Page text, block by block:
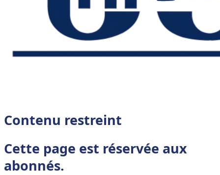
Contenu restreint
Cette page est réservée aux
abonnés.